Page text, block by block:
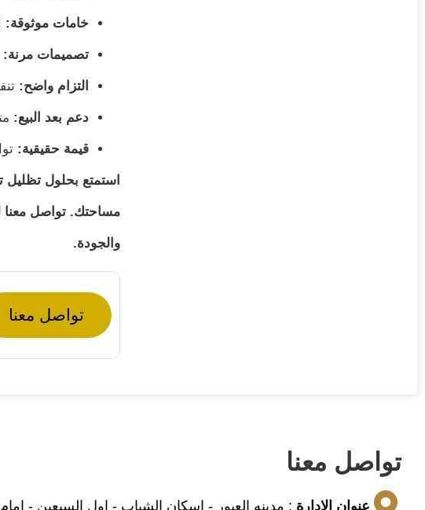
خامات موثوقة:
تصميمات مرنة:
التزام واضح:
دعم بعد البيع:
قيمة حقيقية:
استمتع بحلول تظليل
مساحتك. تواصل معنا
والجودة.
تواصل معنا
تواصل معنا
عنوان الادارة : مدينه العبور - اسكان الشباب - اول السبعين -